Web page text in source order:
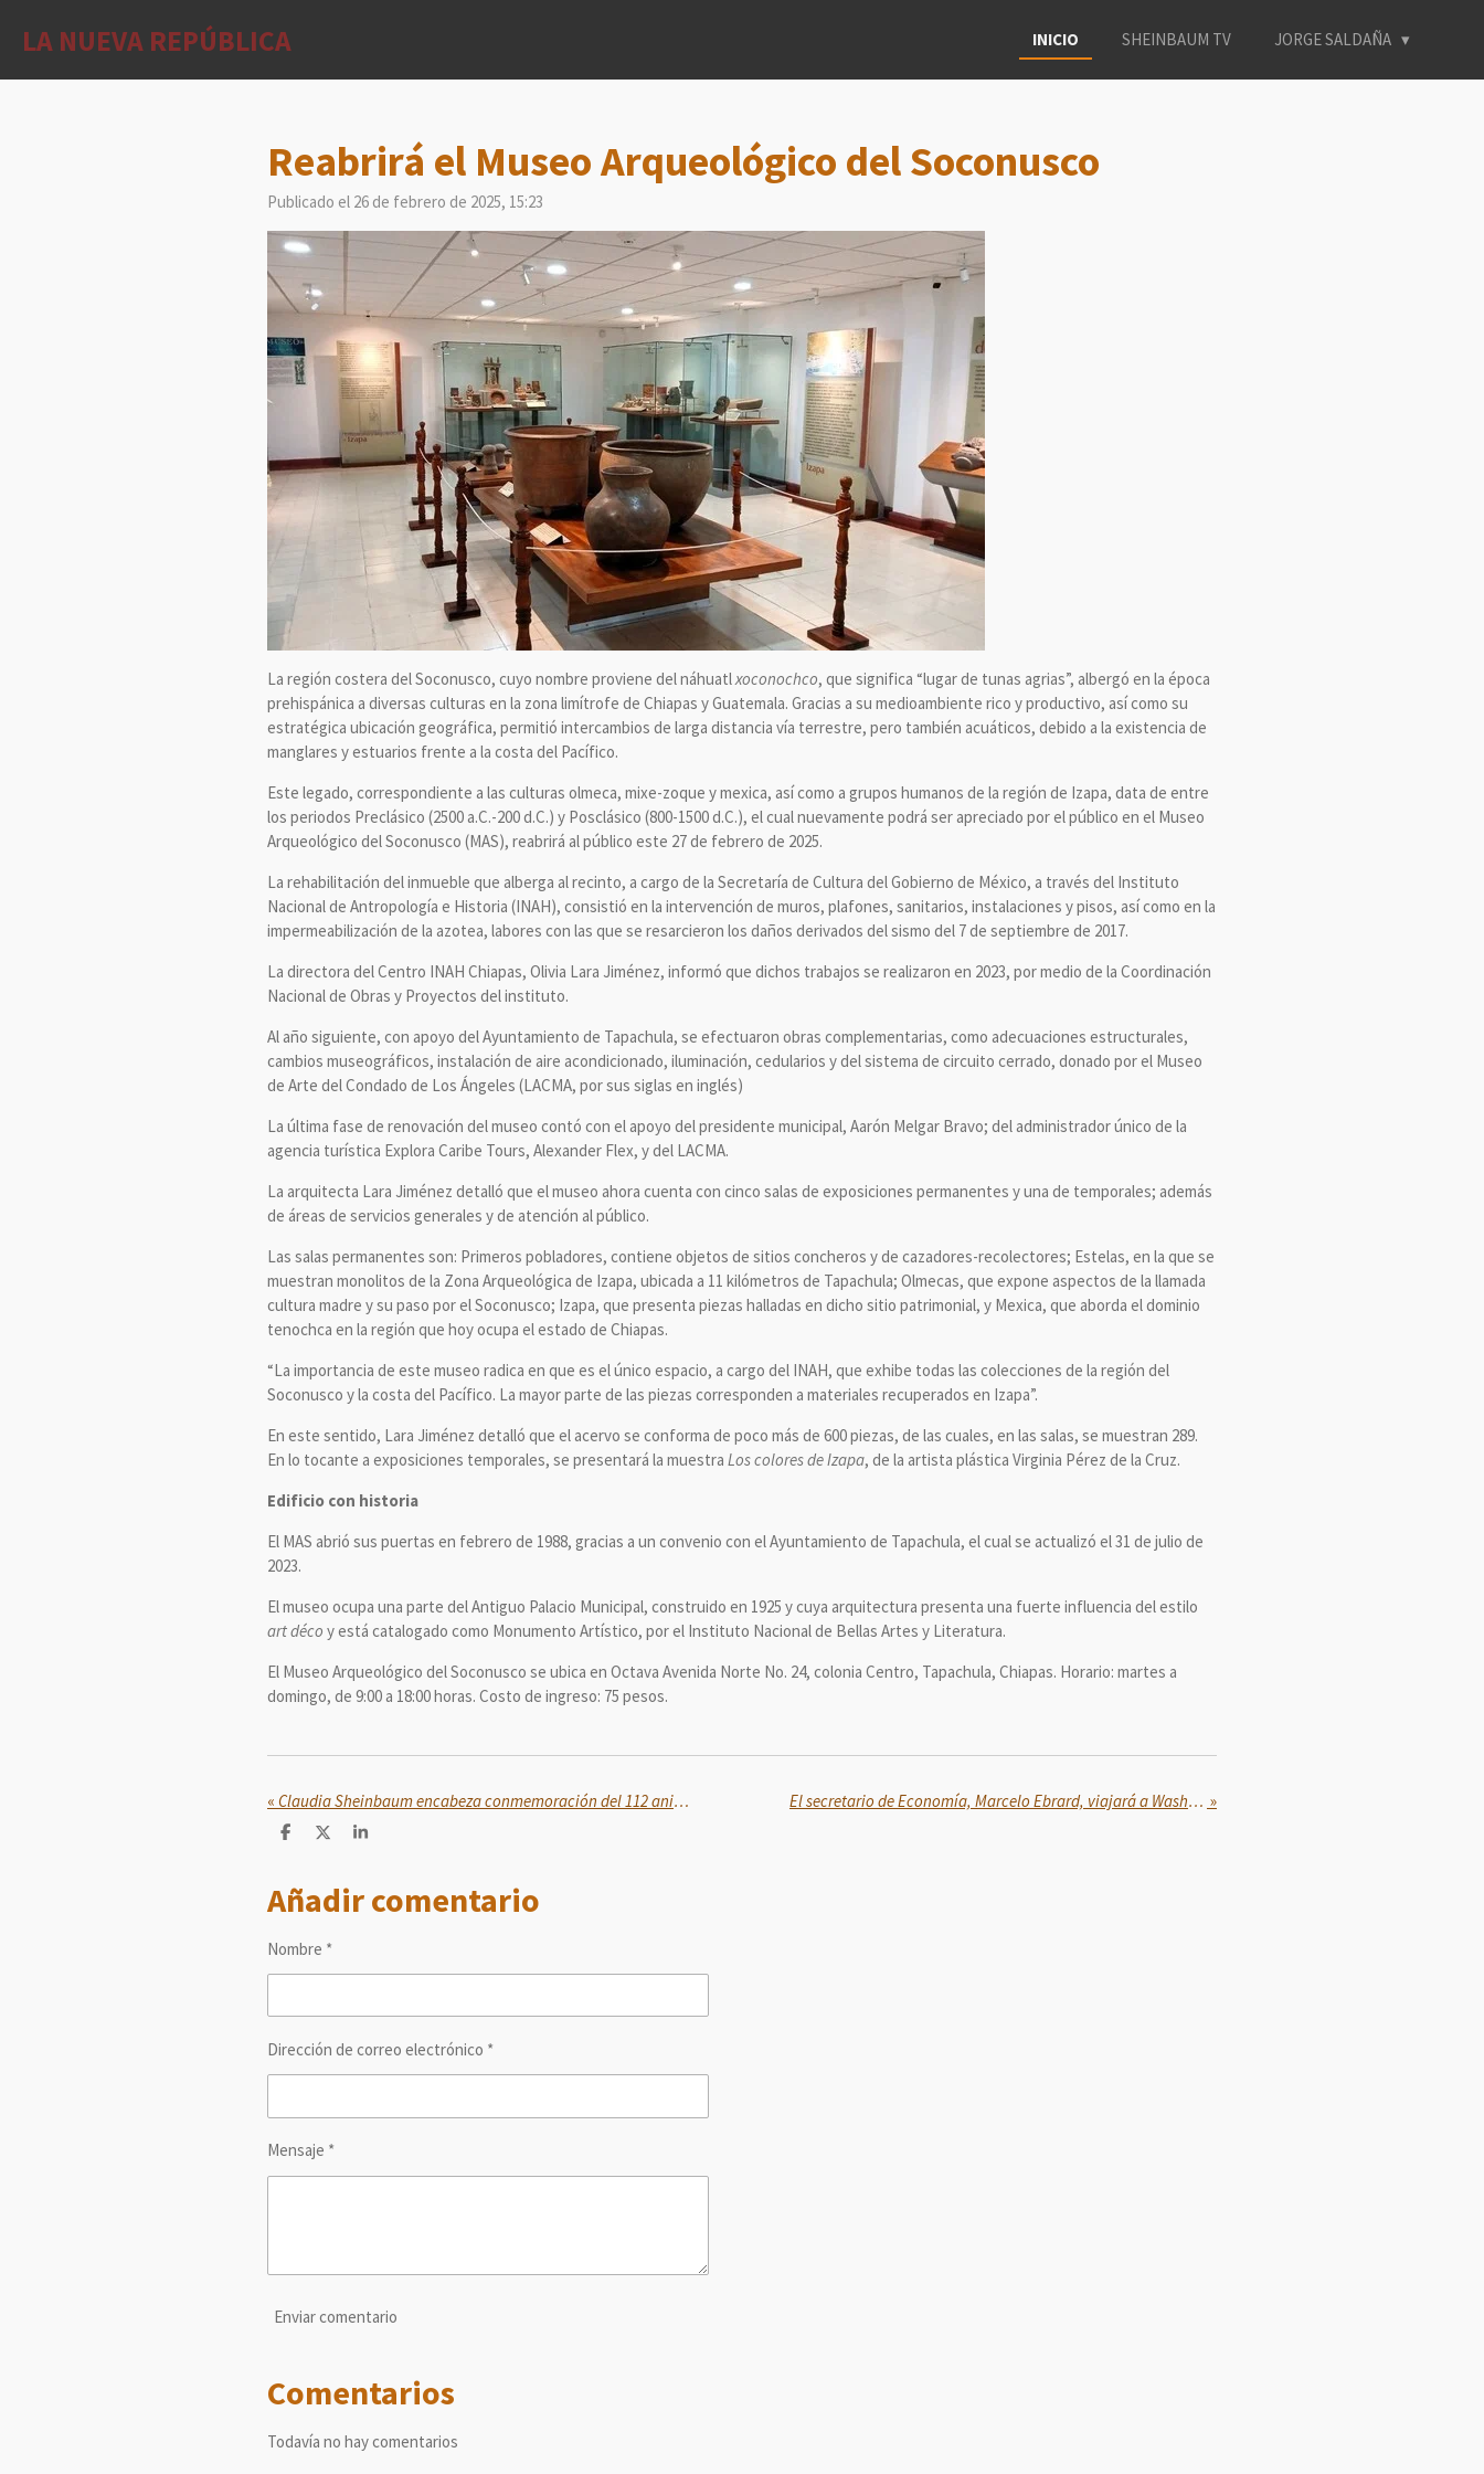
LA NUEVA REPÚBLICA INICIO SHEINBAUM TV JORGE SALDAÑA
Reabrirá el Museo Arqueológico del Soconusco
Publicado el 26 de febrero de 2025, 15:23
La región costera del Soconusco, cuyo nombre proviene del náhuatlxoconochco, que significa “lugar de tunas agrias”, albergó en la época
prehispánica a diversas culturas en la zona limítrofe de Chiapas y Guatemala. Gracias a su medioambiente rico y productivo, así como su
estratégica ubicación geográfica, permitió intercambios de larga distancia vía terrestre, pero también acuáticos, debido a la existencia de
manglares y estuarios frente a la costa del Pacífico.
Este legado, correspondiente a las culturas olmeca, mixe-zoque y mexica, así como a grupos humanos de la región de Izapa, data de entre
los periodos Preclásico (2500 a.C.-200 d.C.) y Posclásico (800-1500 d.C.), el cual nuevamente podrá ser apreciado por el público en el Museo
Arqueológico del Soconusco (MAS), reabrirá al público este 27 de febrero de 2025.
La rehabilitación del inmueble que alberga al recinto, a cargo de la Secretaría de Cultura del Gobierno de México, a través del Instituto
Nacional de Antropología e Historia (INAH), consistió en la intervención de muros, plafones, sanitarios, instalaciones y pisos, así como en la
impermeabilización de la azotea, labores con las que se resarcieron los daños derivados del sismo del 7 de septiembre de 2017.
La directora del Centro INAH Chiapas, Olivia Lara Jiménez, informó que dichos trabajos se realizaron en 2023, por medio de la Coordinación
Nacional de Obras y Proyectos del instituto.
Al año siguiente, con apoyo del Ayuntamiento de Tapachula, se efectuaron obras complementarias, como adecuaciones estructurales,
cambios museográficos, instalación de aire acondicionado, iluminación, cedularios y del sistema de circuito cerrado, donado por el Museo
de Arte del Condado de Los Ángeles (LACMA, por sus siglas en inglés)
La última fase de renovación del museo contó con el apoyo del presidente municipal, Aarón Melgar Bravo; del administrador único de la
agencia turística Explora Caribe Tours, Alexander Flex, y del LACMA.
La arquitecta Lara Jiménez detalló que el museo ahora cuenta con cinco salas de exposiciones permanentes y una de temporales; además
de áreas de servicios generales y de atención al público.
Las salas permanentes son: Primeros pobladores, contiene objetos de sitios concheros y de cazadores-recolectores; Estelas, en la que se
muestran monolitos de la Zona Arqueológica de Izapa, ubicada a 11 kilómetros de Tapachula; Olmecas, que expone aspectos de la llamada
cultura madre y su paso por el Soconusco; Izapa, que presenta piezas halladas en dicho sitio patrimonial, y Mexica, que aborda el dominio
tenochca en la región que hoy ocupa el estado de Chiapas.
“La importancia de este museo radica en que es el único espacio, a cargo del INAH, que exhibe todas las colecciones de la región del
Soconusco y la costa del Pacífico. La mayor parte de las piezas corresponden a materiales recuperados en Izapa”.
En este sentido, Lara Jiménez detalló que el acervo se conforma de poco más de 600 piezas, de las cuales, en las salas, se muestran 289.
En lo tocante a exposiciones temporales, se presentará la muestra Los colores de Izapa, de la artista plástica Virginia Pérez de la Cruz.
Edificio con historia
El MAS abrió sus puertas en febrero de 1988, gracias a un convenio con el Ayuntamiento de Tapachula, el cual se actualizó el 31 de julio de
2023.
El museo ocupa una parte del Antiguo Palacio Municipal, construido en 1925 y cuya arquitectura presenta una fuerte influencia del estilo
art déco y está catalogado como Monumento Artístico, por el Instituto Nacional de Bellas Artes y Literatura.
El Museo Arqueológico del Soconusco se ubica en Octava Avenida Norte No. 24, colonia Centro, Tapachula, Chiapas. Horario: martes a
domingo, de 9:00 a 18:00 horas. Costo de ingreso: 75 pesos.
« Claudia Sheinbaum encabeza conmemoración del 112 aniversario luctuoso de Francisco I. Madero El secretario de Economía, Marcelo Ebrard, viajará a Washington DC »
C
p
a
i
r
C
a
r
C
a
r
Añadir comentario
Nombre *
Dirección de correo electrónico *
Mensaje *
Enviar comentario
Comentarios
Todavía no hay comentarios